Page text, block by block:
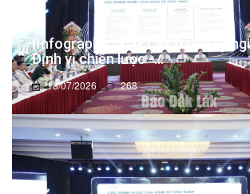
(Infographic) Đắk Lắk trong kỷ
Định vị chiến lược -...
13/07/2026 268